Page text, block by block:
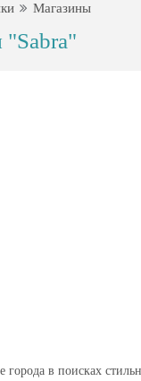
Магазины
"Sabra"
города в поисках